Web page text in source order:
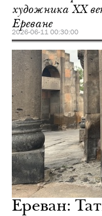
художника ХХ
Ереване
2026-06-11 00:30:00
Ереван:
Guide